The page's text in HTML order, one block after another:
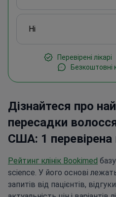
Ні
Перевірені лікарі
Безкоштовні
Дізнайтеся про
пересадки
США: 1 перевірена
Рейтинг клінік Bookimed
science. У його основі лежать
запитів від пацієнтів,